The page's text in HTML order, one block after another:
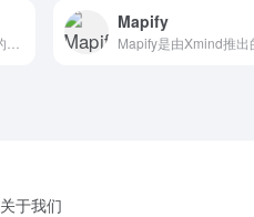
Mapify
关于我们